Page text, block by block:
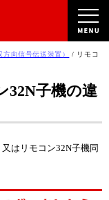
方向信号伝送装置） / リモコ
32N子機の違
はリモコン32N子機同